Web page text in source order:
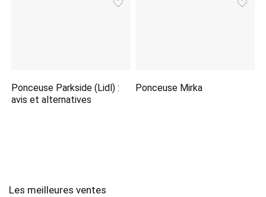
Ponceuse Parkside (Lidl) :
avis et alternatives
Ponceuse Mirka
Les meilleures ventes